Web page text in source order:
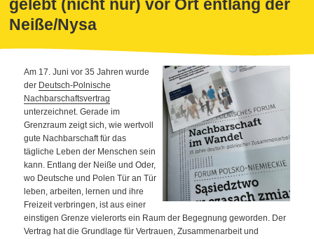
gelebt (nicht nur) vor Ort entlang der
Neiße/Nysa
Am 17. Juni vor 35 Jahren wurde
der Deutsch-Polnische
Nachbarschaftsvertrag
unterzeichnet. Gerade im
Grenzraum zeigt sich, wie wertvoll
gute Nachbarschaft für das
tägliche Leben der Menschen sein
kann. Entlang der Neiße und Oder,
wo Deutsche und Polen Tür an Tür
leben, arbeiten, lernen und ihre
Freizeit verbringen, ist aus einer
einstigen Grenze vielerorts ein Raum der Begegnung geworden. Der
Vertrag hat die Grundlage für Vertrauen, Zusammenarbeit und